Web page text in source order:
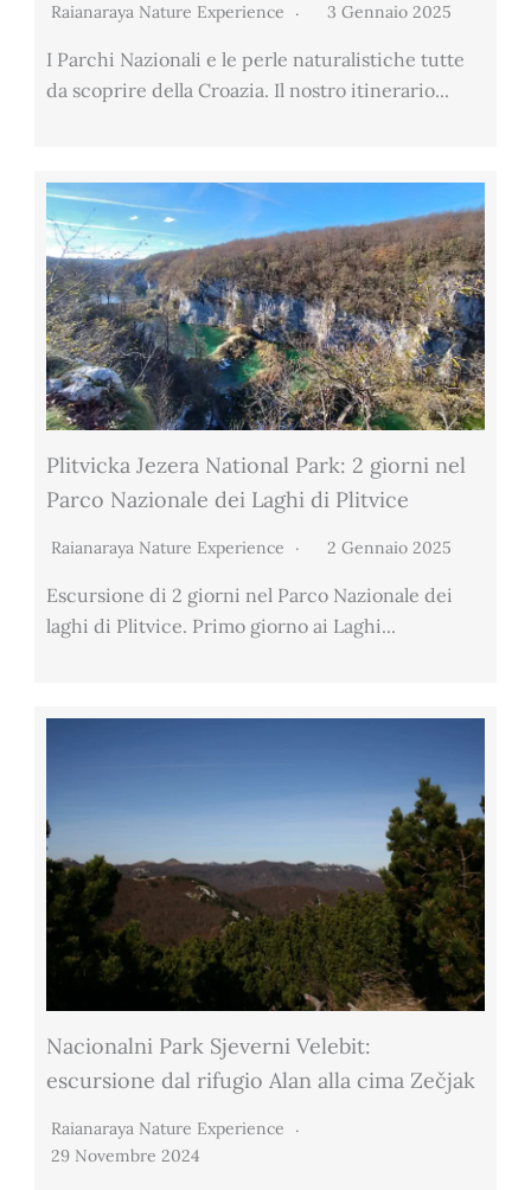
Raianaraya Nature Experience 3 Gennaio 2025
I Parchi Nazionali e le perle naturalistiche tutte
da scoprire della Croazia. Il nostro itinerario...
Plitvicka Jezera National Park: 2 giorni nel
Parco Nazionale dei Laghi di Plitvice
Raianaraya Nature Experience 2 Gennaio 2025
Escursione di 2 giorni nel Parco Nazionale dei
laghi di Plitvice. Primo giorno ai Laghi...
Nacionalni Park Sjeverni Velebit:
escursione dal rifugio Alan alla cima Zečjak
Raianaraya Nature Experience
29 Novembre 2024